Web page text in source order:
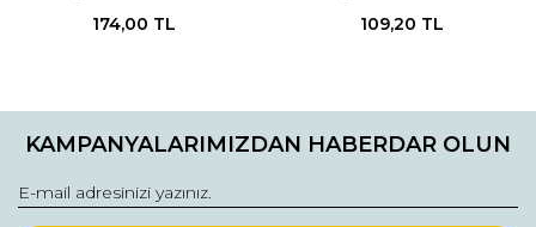
174,00 TL 109,20 TL
KAMPANYALARIMIZDAN HABERDAR OLUN